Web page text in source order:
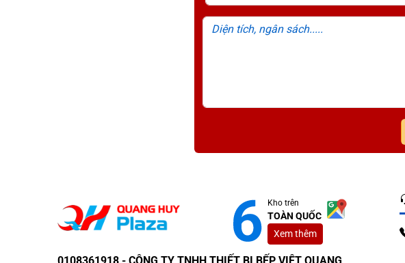
Kho trên
TOÀN QUỐC
Xem thêm
0108361918 - CÔNG TY TNHH THIẾT BỊ BẾP VIỆT QUANG